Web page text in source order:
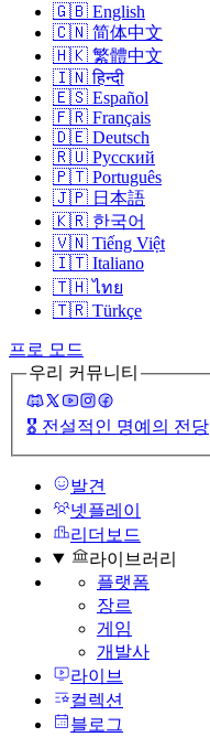
🇬🇧 English
🇨🇳 简体中文
🇭🇰 繁體中文
🇮🇳 हिन्दी
🇪🇸 Español
🇫🇷 Français
🇩🇪 Deutsch
🇷🇺 Русский
🇵🇹 Português
🇯🇵 日本語
🇰🇷 한국어
🇻🇳 Tiếng Việt
🇮🇹 Italiano
🇹🇭 ไทย
🇹🇷 Türkçe
프로 모드
우리 커뮤니티
🎖️ 전설적인 명예의 전당
발견
넷플레이
리더보드
라이브러리
플랫폼
장르
게임
개발사
라이브
컬렉션
블로그